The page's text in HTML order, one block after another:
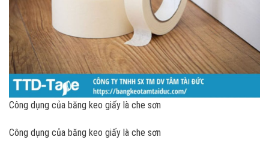
Công dụng của băng keo giấy là che sơn
Công dụng của băng keo giấy là che sơn